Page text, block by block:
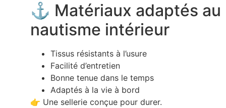
⚓ Matériaux adaptés au
nautisme intérieur
Tissus résistants à l’usure
Facilité d’entretien
Bonne tenue dans le temps
Adaptés à la vie à bord
👉 Une sellerie conçue pour durer.